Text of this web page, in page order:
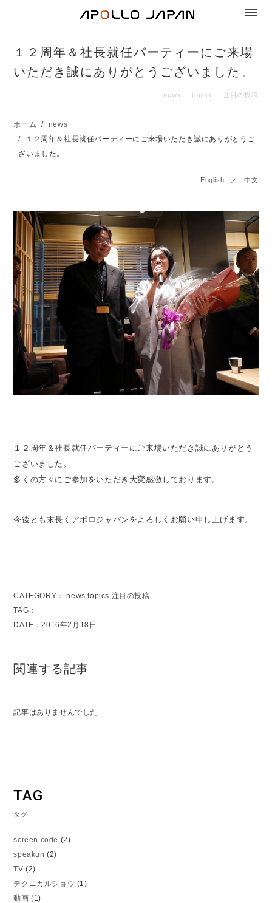
１２周年＆社長就任パーティーにご来場
いただき誠にありがとうございました。
news topics 注目の投稿
ホーム
news
１２周年＆社長就任パーティーにご来場いただき誠にありがとうご
ざいました。
English ／中文
１２周年＆社長就任パーティーにご来場いただき誠にありがとう
ございました。
多くの方々にご参加をいただき大変感激しております。
今後とも末長くアポロジャパンをよろしくお願い申し上げます。
CATEGORY：news topics 注目の投稿
TAG：
DATE：2016年2月18日
関連する記事
記事はありませんでした
TAG
タグ
screen code (2)
speakun (2)
TV (2)
テクニカルショウ (1)
動画 (1)